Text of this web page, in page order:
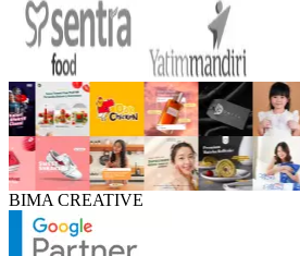
BIMA CREATIVE